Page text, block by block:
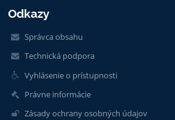
Odkazy
Správca obsahu
Technická podpora
Vyhlásenie o prístupnosti
Právne informácie
Zásady ochrany osobných údajov